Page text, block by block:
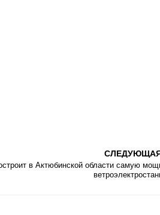
в Актюбинской области самую